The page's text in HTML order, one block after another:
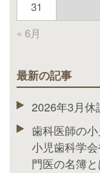
« 6月
31
最新の記事
2026年3月休
歯科医師の
小児歯科学
門医の名簿